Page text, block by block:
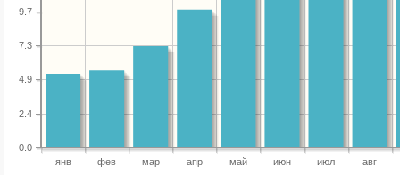
янв фев мар апр май июн июл авг
0.0
2.4
4.9
7.3
9.7